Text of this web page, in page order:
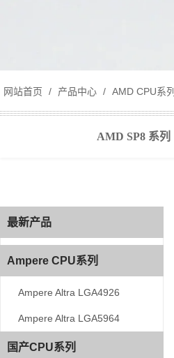
网站首页 / 产品中心 / AMD CPU系列
AMD SP8 系列
最新产品
Ampere CPU系列
Ampere Altra LGA4926
Ampere Altra LGA5964
国产CPU系列
最新产品
Ampere CPU系列
Ampere Altra LGA4926
Ampere Altra LGA5964
国产CPU系列